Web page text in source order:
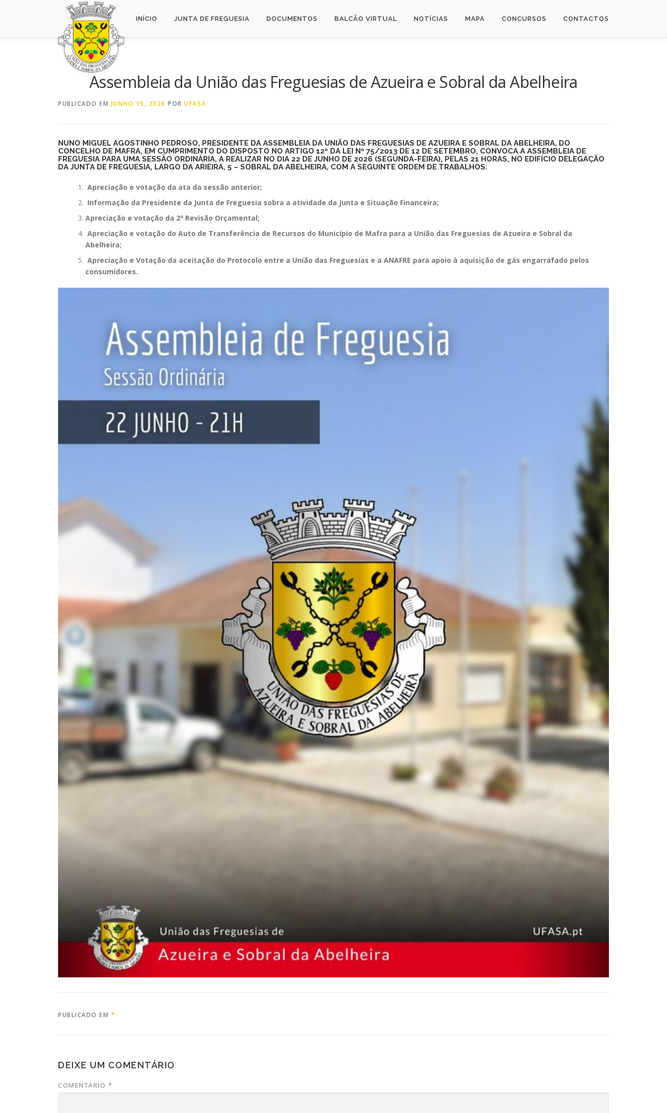
INÍCIO JUNTA DE FREGUESIA DOCUMENTOS BALCÃO VIRTUAL NOTÍCIAS MAPA CONCURSOS CONTACTOS
Assembleia da União das Freguesias de Azueira e Sobral da Abelheira
PUBLICADO EM JUNHO 15, 2026 POR UFASA
NUNO MIGUEL AGOSTINHO PEDROSO, PRESIDENTE DA ASSEMBLEIA DA UNIÃO DAS FREGUESIAS DE AZUEIRA E SOBRAL DA ABELHEIRA, DO
CONCELHO DE MAFRA, EM CUMPRIMENTO DO DISPOSTO NO ARTIGO 12º DA LEI Nº 75/2013 DE 12 DE SETEMBRO, CONVOCA A ASSEMBLEIA DE
FREGUESIA PARA UMA SESSÃO ORDINÁRIA, A REALIZAR NO DIA 22 DE JUNHO DE 2026 (SEGUNDA-FEIRA), PELAS 21 HORAS, NO EDIFÍCIO DELEGAÇÃO
DA JUNTA DE FREGUESIA, LARGO DA ARIEIRA, 5 – SOBRAL DA ABELHEIRA, COM A SEGUINTE ORDEM DE TRABALHOS:
Apreciação e votação da ata da sessão anterior;
Informação da Presidente da Junta de Freguesia sobra a atividade da Junta e Situação Financeira;
Apreciação e votação da 2ª Revisão Orçamental;
Apreciação e votação do Auto de Transferência de Recursos do Município de Mafra para a União das Freguesias de Azueira e Sobral da
Abelheira;
Apreciação e Votação da aceitação do Protocolo entre a União das Freguesias e a ANAFRE para apoio à aquisição de gás engarrafado pelos
consumidores.
PUBLICADO EM *
DEIXE UM COMENTÁRIO
COMENTÁRIO *